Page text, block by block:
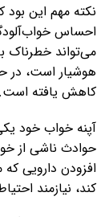
نکته مهم این
احساس
می‌تواند خطرناک
هوشیار است، در
کاهش یافته است.
آپنه خواب خود
حوادث ناشی از
افزودن دارویی
کند، نیازمند